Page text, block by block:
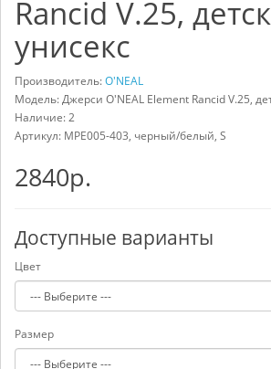
Rancid V.25,
унисекс
Производитель:O'NEAL
Модель: Джерси O'NEAL Element Rancid V.25,
Наличие: 2
Артикул: MPE005-403, черный/белый, S
2840р.
Доступные варианты
Цвет
Размер